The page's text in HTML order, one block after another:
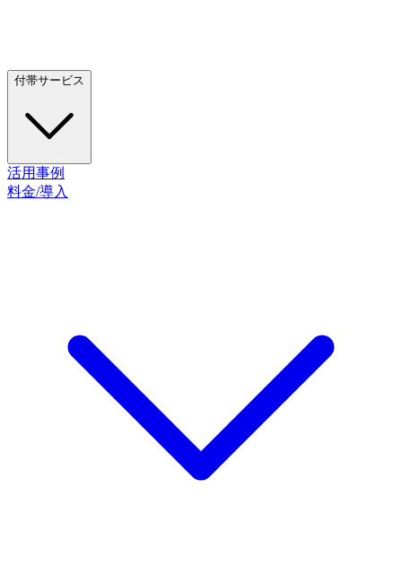
付帯サービス
活用事例
料金/導入